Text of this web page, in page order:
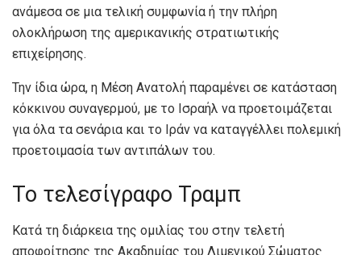
ανάμεσα σε μια τελική συμφωνία ή την πλήρη
ολοκλήρωση της αμερικανικής στρατιωτικής
επιχείρησης.
Την ίδια ώρα, η Μέση Ανατολή παραμένει σε κατάσταση
κόκκινου συναγερμού, με το Ισραήλ να προετοιμάζεται
για όλα τα σενάρια και το Ιράν να καταγγέλλει πολεμική
προετοιμασία των αντιπάλων του.
Το τελεσίγραφο Τραμπ
Κατά τη διάρκεια της ομιλίας του στην τελετή
αποφοίτησης της Ακαδημίας του Λιμενικού Σώματος